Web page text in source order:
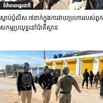
ព័ត៌មានអន្តរជាតិ
ស្លាប់ប៉ូលិស ៧នាក់ក្នុងការវាយប្រហាររបស់ពួក
សកម្មប្រយុទ្ធនៅប៉ាគីស្ថាន